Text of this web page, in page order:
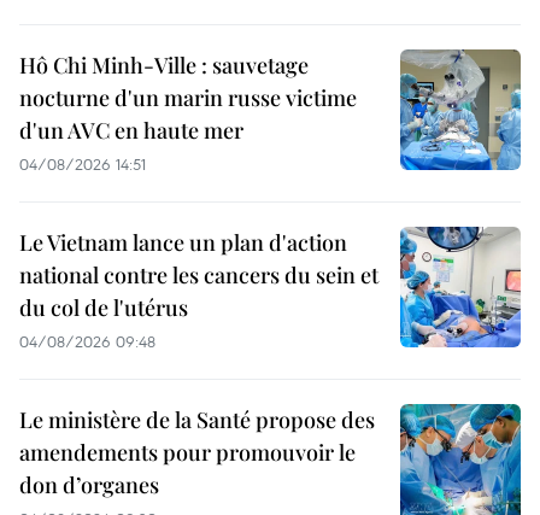
Hô Chi Minh-Ville : sauvetage
nocturne d'un marin russe victime
d'un AVC en haute mer
04/08/2026 14:51
Le Vietnam lance un plan d'action
national contre les cancers du sein et
du col de l'utérus
04/08/2026 09:48
Le ministère de la Santé propose des
amendements pour promouvoir le
don d’organes